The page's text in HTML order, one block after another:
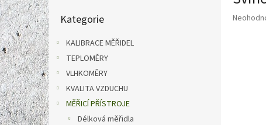
s
t
r
a
n
n
í
p
a
kategorie
Kategorie
KALIBRACE MĚŘIDEL
TEPLOMĚRY
VLHKOMĚRY
KVALITA VZDUCHU
MĚŘICÍ PŘÍSTROJE
Délková měřidla
Průměrné